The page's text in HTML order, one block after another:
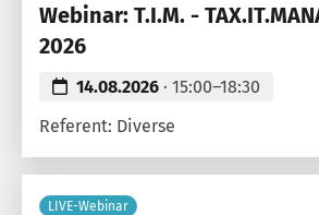
Webinar: T.I.M. -
2026
14.08.2026 · 15:00–18:30
Referent: Diverse
LIVE-Webinar